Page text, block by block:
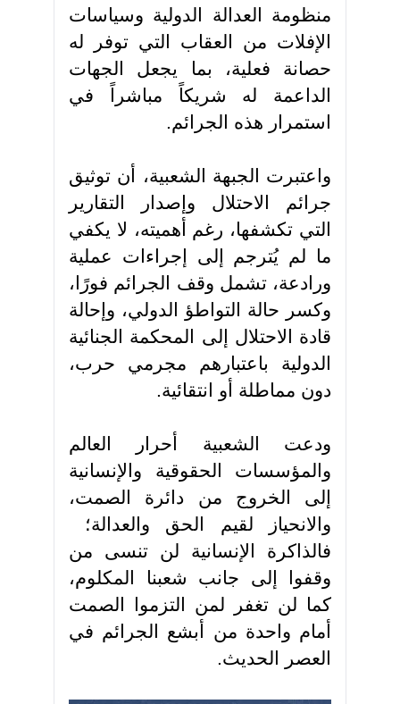
منظومة العدالة الدولية وسياسات
الإفلات من العقاب التي توفر له
حصانة فعلية، بما يجعل الجهات
الداعمة له شريكاً مباشراً في
استمرار هذه الجرائم.
واعتبرت الجبهة الشعبية، أن توثيق
جرائم الاحتلال وإصدار التقارير
التي تكشفها، رغم أهميته، لا يكفي
ما لم يُترجم إلى إجراءات عملية
ورادعة، تشمل وقف الجرائم فورًا،
وكسر حالة التواطؤ الدولي، وإحالة
قادة الاحتلال إلى المحكمة الجنائية
الدولية باعتبارهم مجرمي حرب،
دون مماطلة أو انتقائية.
ودعت الشعبية أحرار العالم
والمؤسسات الحقوقية والإنسانية
إلى الخروج من دائرة الصمت،
والانحياز لقيم الحق والعدالة؛
فالذاكرة الإنسانية لن تنسى من
وقفوا إلى جانب شعبنا المكلوم،
كما لن تغفر لمن التزموا الصمت
أمام واحدة من أبشع الجرائم في
العصر الحديث.